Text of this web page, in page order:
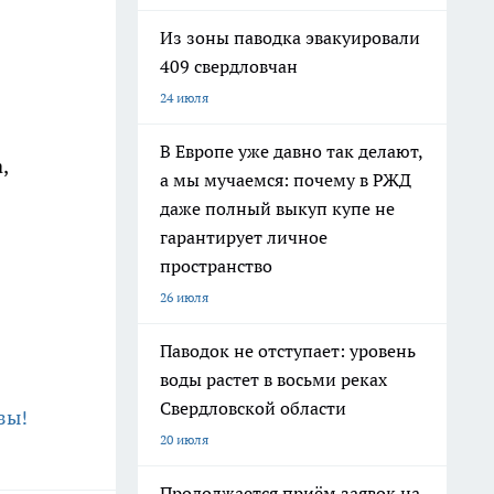
Из зоны паводка эвакуировали
409 свердловчан
24 июля
В Европе уже давно так делают,
а мы мучаемся: почему в РЖД
даже полный выкуп купе не
гарантирует личное
пространство
26 июля
Паводок не отступает: уровень
воды растет в восьми реках
Свердловской области
20 июля